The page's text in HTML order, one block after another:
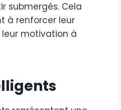
submergés. Cela
à renforcer leur
motivation à